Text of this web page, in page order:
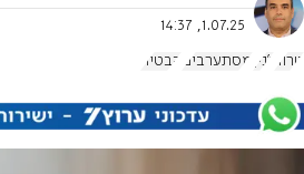
1.07.25, 14:37
טרור ג'נין מסתערבים קבטיה